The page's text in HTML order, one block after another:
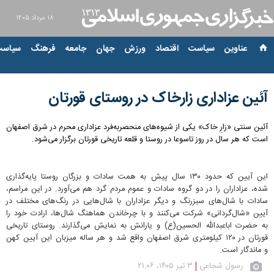
۱۸ مرداد ۱۴۰۵
عناوین‌ سیاست اقتصاد ورزش جهان جامعه فرهنگ
آئین عزاداری زارخاک در روستای قورتان
آئین سنتی «زارِ خاک» یکی از شیوه‌های منحصربه‌فرد عزاداری محرم در شرق اصفهان
است که هر سال در روز تاسوعا در روستا و قلعه تاریخی قورتان برگزار می‌شود.
این آیین که حدود ۱۳۰ سال پیش به همت سادات و بزرگان روستا پایه‌گذاری
شده، عزاداران را در دو گروه سادات و عموم مردم گرد هم می‌آورد. در این مراسم،
سادات با شال‌های سبزرنگ و دیگر عزاداران با شال‌هایی در رنگ‌های مختلف در
آیین «شال‌گردانی» شرکت می‌کنند و با چرخاندن هماهنگ شال‌ها، ارادت خود را
به حضرت اباعبدالله الحسین(ع) و یارانش به نمایش می‌گذارند. روستای تاریخی
قورتان در ۱۲۰ کیلومتری شرق اصفهان واقع شد و هر ساله میزبان این آیین کهن
و ماندگار است.
رسول شجاعی ۳ تیر ۱۴۰۵، ۲۱:۰۶